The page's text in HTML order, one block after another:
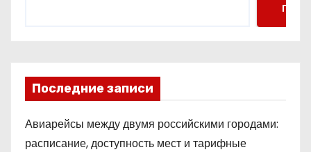
Поиск
Последние записи
Авиарейсы между двумя российскими городами:
расписание, доступность мест и тарифные